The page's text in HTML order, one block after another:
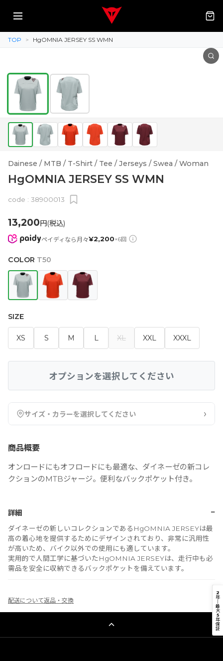
TOP > HgOMNIA JERSEY SS WMN
Dainese / MTB / T-Shirt / Tee / Jerseys / Swea / Woman
HgOMNIA JERSEY SS WMN
code : 38900013
13,200円(税込)
ペイディなら月々¥2,200×6回
COLOR T50
SIZE
XS S M L XL XXL XXXL
オプションを選択してください
サイズ・カラーを選択してください ›
商品概要
オンロードにもオフロードにも最適な、ダイネーゼの新コレ
クションのMTBジャージ。便利なバックポケット付き。
詳細 −
ダイネーゼの新しいコレクションであるHgOMNIA JERSEYは最
高の着心地を提供するためにデザインされており、非常に汎用性
が高いため、バイク以外での使用にも適しています。
実用的で人間工学に基づいたHgOMNIA JERSEYは、走行中も必
需品を安全に収納できるバックポケットを備えています。
配送について返品・交換
2
年
｜
最
大
5
年
保
証